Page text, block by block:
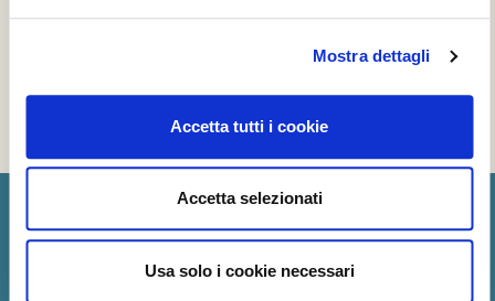
Mostra dettagli
Accetta tutti i cookie
Accetta selezionati
Usa solo i cookie necessari